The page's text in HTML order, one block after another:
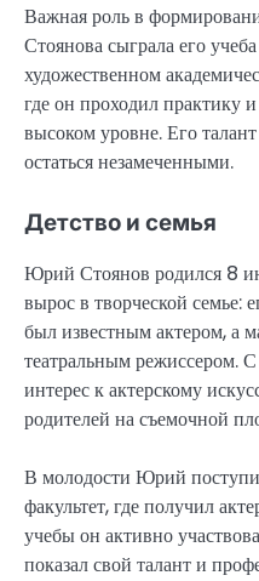
Важная роль в
Стоянова сыграла его
художественном
где он проходил практику
высоком уровне. Его
остаться незамеченными.
Детство и семья
Юрий Стоянов родился 8
вырос в творческой семье:
был известным актером, а
театральным режиссером.
интерес к актерскому
родителей на съемочной
В молодости Юрий
факультет, где получил
учебы он активно
показал свой талант и